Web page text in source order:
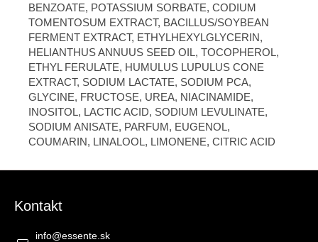
BENZOATE, POTASSIUM SORBATE, CODIUM
TOMENTOSUM EXTRACT, BACILLUS/SOYBEAN
FERMENT EXTRACT, ETHYLHEXYLGLYCERIN,
HELIANTHUS ANNUUS SEED OIL, TOCOPHEROL,
ETHYL FERULATE, HUMULUS LUPULUS CONE
EXTRACT, SODIUM LACTATE, SODIUM PCA,
GLYCINE, FRUCTOSE, UREA, NIACINAMIDE,
INOSITOL, LACTIC ACID, SODIUM LEVULINATE,
SODIUM ANISATE, PARFUM, EUGENOL,
COUMARIN, LINALOOL, LIMONENE, CITRIC ACID
Kontakt
info@essente.sk